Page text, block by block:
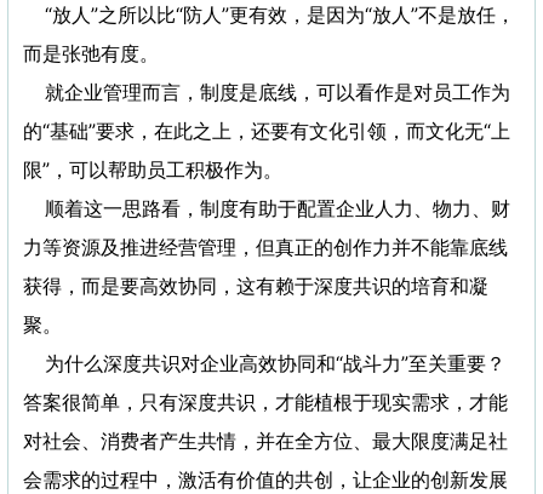
“放人”之所以比“防人”更有效，是因为“放人”不是放任，
而是张弛有度。
就企业管理而言，制度是底线，可以看作是对员工作为
的“基础”要求，在此之上，还要有文化引领，而文化无“上
限”，可以帮助员工积极作为。
顺着这一思路看，制度有助于配置企业人力、物力、财
力等资源及推进经营管理，但真正的创作力并不能靠底线
获得，而是要高效协同，这有赖于深度共识的培育和凝
聚。
为什么深度共识对企业高效协同和“战斗力”至关重要？
答案很简单，只有深度共识，才能植根于现实需求，才能
对社会、消费者产生共情，并在全方位、最大限度满足社
会需求的过程中，激活有价值的共创，让企业的创新发展